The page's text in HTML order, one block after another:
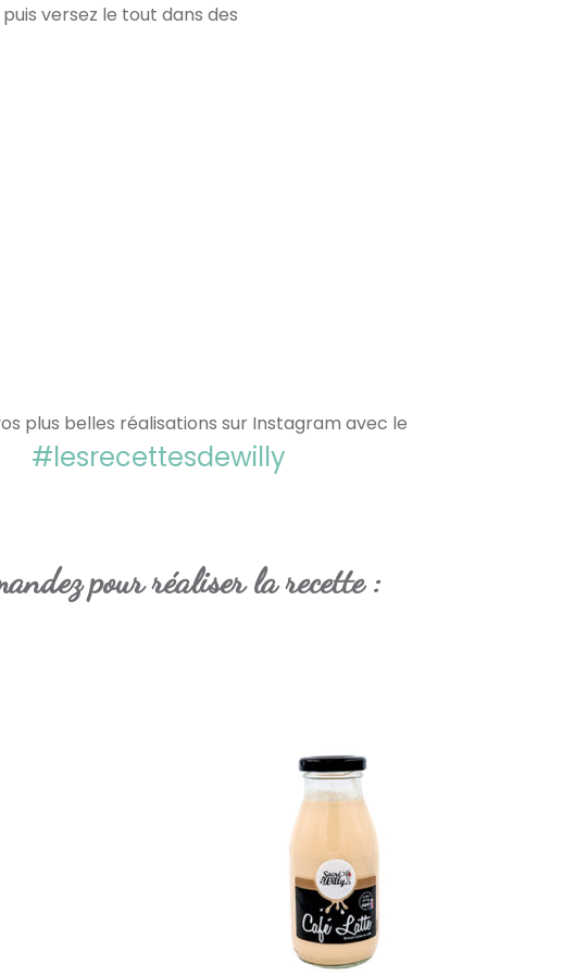
versez le tout dans des
plus belles réalisations sur Instagram avec le
#lesrecettesdewilly
pour réaliser la recette :